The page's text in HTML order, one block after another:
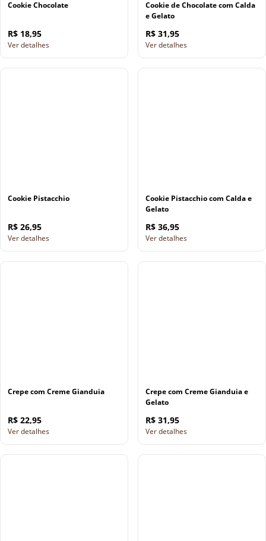
Cookie Chocolate
R$ 18,95
Ver detalhes
Cookie de Chocolate com Calda
e Gelato
R$ 31,95
Ver detalhes
Cookie Pistacchio
R$ 26,95
Ver detalhes
Cookie Pistacchio com Calda e
Gelato
R$ 36,95
Ver detalhes
Crepe com Creme Gianduia
R$ 22,95
Ver detalhes
Crepe com Creme Gianduia e
Gelato
R$ 31,95
Ver detalhes